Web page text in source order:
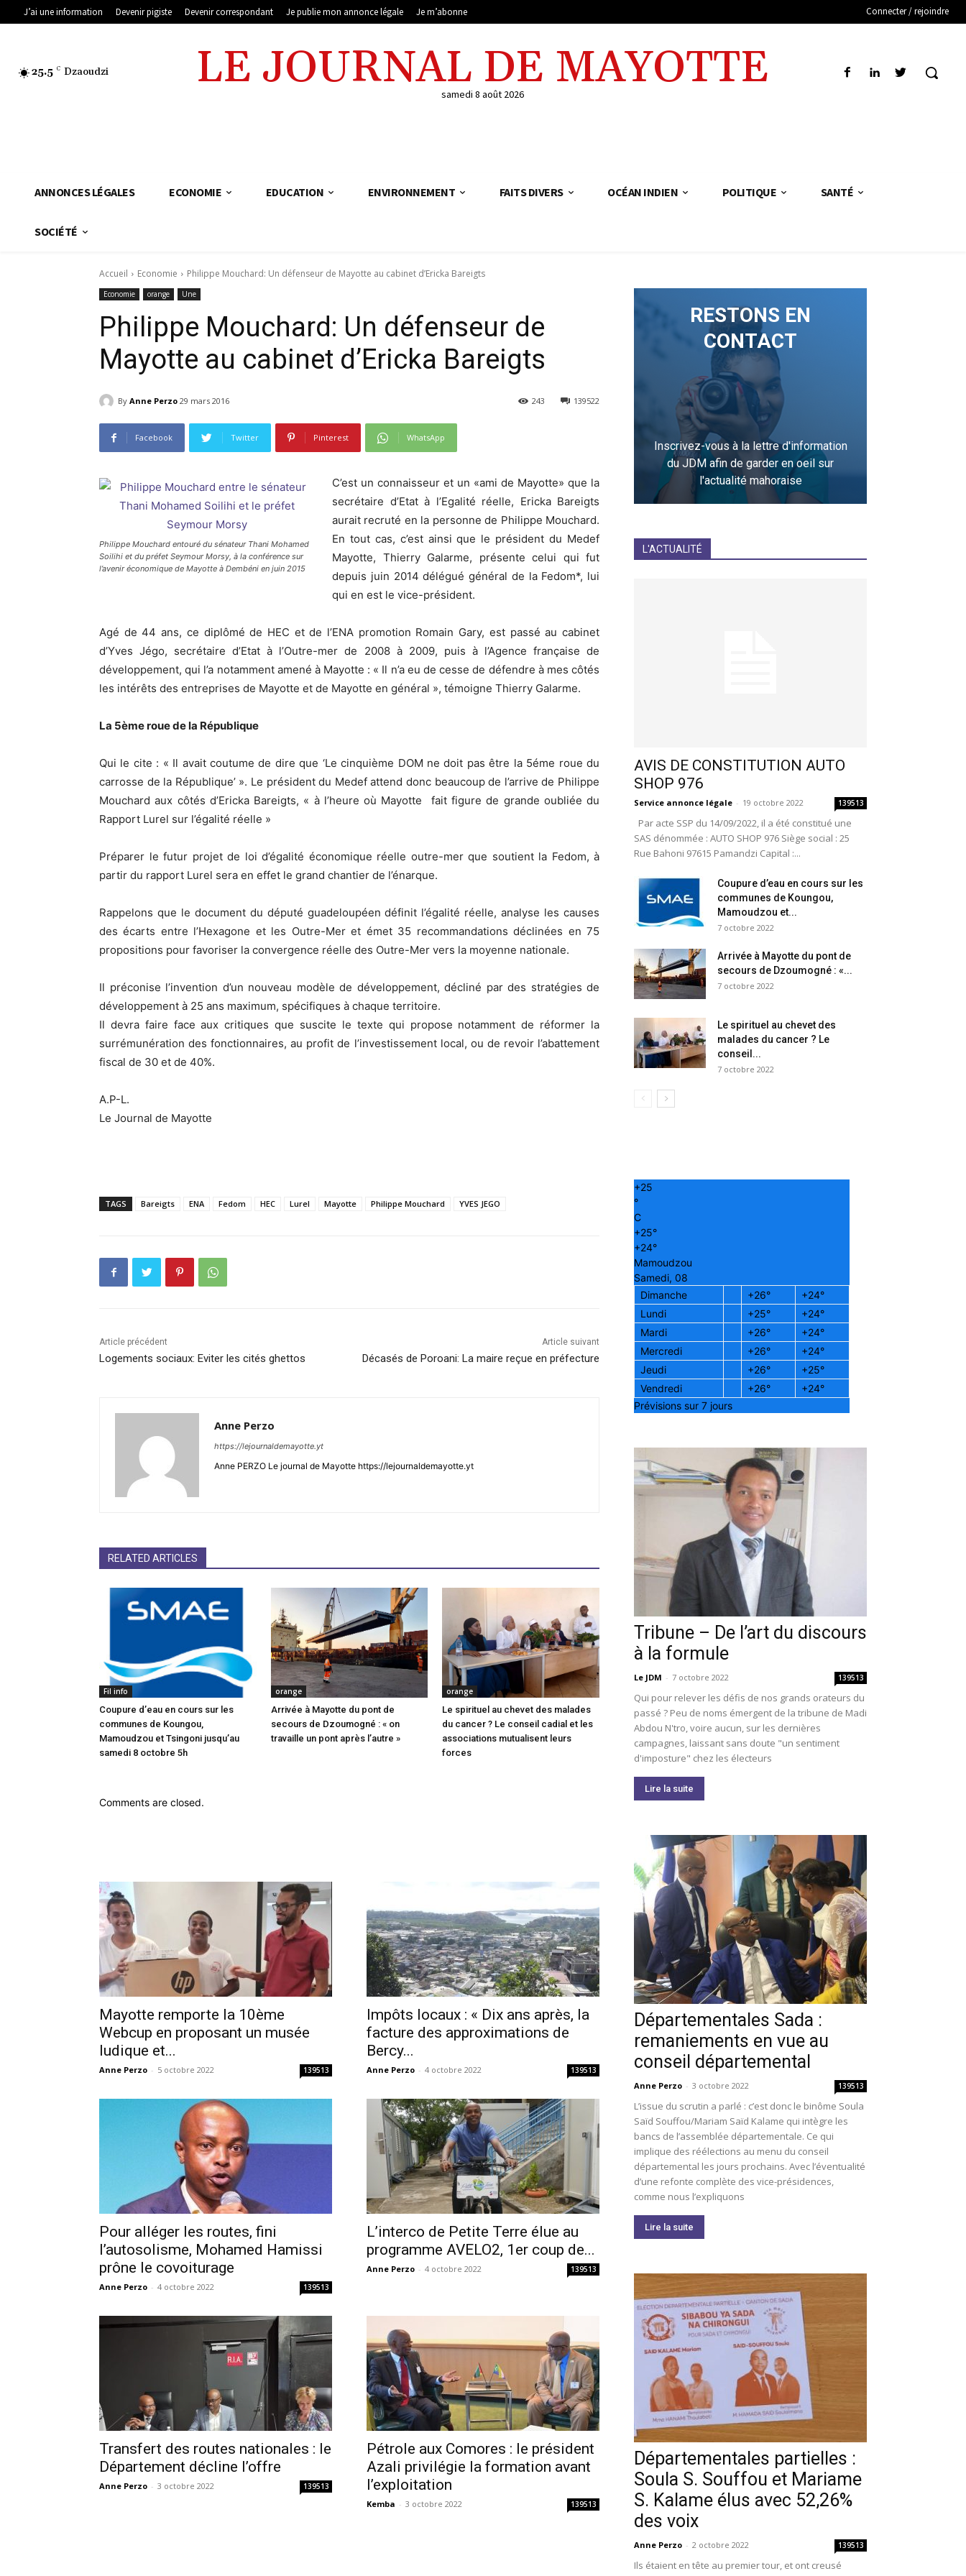
J’ai une information Devenir pigiste Devenir correspondant Je publie mon annonce légale Je m’abonne Connecter / rejoindre
25.5 C Dzaoudzi LE JOURNAL DE MAYOTTE
samedi 8 août 2026
ANNONCES LÉGALES ECONOMIE EDUCATION ENVIRONNEMENT FAITS DIVERS OCÉAN INDIEN POLITIQUE SANTÉ
SOCIÉTÉ
Accueil Economie Philippe Mouchard: Un défenseur de Mayotte au cabinet d’Ericka Bareigts
Economie orange Une
Philippe Mouchard: Un défenseur de
Mayotte au cabinet d’Ericka Bareigts
By Anne Perzo 29 mars 2016 139522
243
Facebook Twitter Pinterest WhatsApp
Philippe Mouchard entouré du sénateur Thani Mohamed
Soilihi et du préfet Seymour Morsy, à la conférence sur
l’avenir économique de Mayotte à Dembéni en juin 2015
C’est un connaisseur et un «ami de Mayotte» que la
secrétaire d’Etat à l’Egalité réelle, Ericka Bareigts
aurait recruté en la personne de Philippe Mouchard.
En tout cas, c’est ainsi que le président du Medef
Mayotte, Thierry Galarme, présente celui qui fut
depuis juin 2014 délégué général de la Fedom*, lui
qui en est le vice-président.
Agé de 44 ans, ce diplômé de HEC et de l’ENA promotion Romain Gary, est passé au cabinet
d’Yves Jégo, secrétaire d’Etat à l’Outre-mer de 2008 à 2009, puis à l’Agence française de
développement, qui l’a notamment amené à Mayotte : « Il n’a eu de cesse de défendre à mes côtés
les intérêts des entreprises de Mayotte et de Mayotte en général », témoigne Thierry Galarme.
La 5ème roue de la République
Qui le cite : « Il avait coutume de dire que ‘Le cinquième DOM ne doit pas être la 5éme roue du
carrosse de la République’ ». Le président du Medef attend donc beaucoup de l’arrive de Philippe
Mouchard aux côtés d’Ericka Bareigts, « à l’heure où Mayotte fait figure de grande oubliée du
Rapport Lurel sur l’égalité réelle »
Préparer le futur projet de loi d’égalité économique réelle outre-mer que soutient la Fedom, à
partir du rapport Lurel sera en effet le grand chantier de l’énarque.
Rappelons que le document du député guadeloupéen définit l’égalité réelle, analyse les causes
des écarts entre l’Hexagone et les Outre-Mer et émet 35 recommandations déclinées en 75
propositions pour favoriser la convergence réelle des Outre-Mer vers la moyenne nationale.
Il préconise l’invention d’un nouveau modèle de développement, décliné par des stratégies de
développement à 25 ans maximum, spécifiques à chaque territoire.
Il devra faire face aux critiques que suscite le texte qui propose notamment de réformer la
surrémunération des fonctionnaires, au profit de l’investissement local, ou de revoir l’abattement
fiscal de 30 et de 40%.
A.P-L.
Le Journal de Mayotte
TAGS Bareigts ENA Fedom HEC Lurel Mayotte Philippe Mouchard YVES JEGO
Article précédent
Logements sociaux: Eviter les cités ghettos
Article suivant
Décasés de Poroani: La maire reçue en préfecture
Anne Perzo
https://lejournaldemayotte.yt
Anne PERZO Le journal de Mayotte https://lejournaldemayotte.yt
RELATED ARTICLES
Fil info
Coupure d’eau en cours sur les
communes de Koungou,
Mamoudzou et Tsingoni jusqu’au
samedi 8 octobre 5h
orange
Arrivée à Mayotte du pont de
secours de Dzoumogné : « on
travaille un pont après l’autre »
orange
Le spirituel au chevet des malades
du cancer ? Le conseil cadial et les
associations mutualisent leurs
forces
Comments are closed.
Mayotte remporte la 10ème
Webcup en proposant un musée
ludique et...
Anne Perzo - 5 octobre 2022 139513
Impôts locaux : « Dix ans après, la
facture des approximations de
Bercy...
Anne Perzo - 4 octobre 2022 139513
Pour alléger les routes, fini
l’autosolisme, Mohamed Hamissi
prône le covoiturage
Anne Perzo - 4 octobre 2022 139513
L’interco de Petite Terre élue au
programme AVELO2, 1er coup de...
Anne Perzo - 4 octobre 2022 139513
Transfert des routes nationales : le
Département décline l’offre
Anne Perzo - 3 octobre 2022 139513
Pétrole aux Comores : le président
Azali privilégie la formation avant
l’exploitation
Kemba - 3 octobre 2022 139513
RESTONS EN
CONTACT
Inscrivez-vous à la lettre d'information
du JDM afin de garder en oeil sur
l'actualité mahoraise
L'ACTUALITÉ
AVIS DE CONSTITUTION AUTO
SHOP 976
Service annonce légale - 19 octobre 2022 139513
Par acte SSP du 14/09/2022, il a été constitué une
SAS dénommée : AUTO SHOP 976 Siège social : 25
Rue Bahoni 97615 Pamandzi Capital :...
Coupure d’eau en cours sur les
communes de Koungou,
Mamoudzou et...
7 octobre 2022
Arrivée à Mayotte du pont de
secours de Dzoumogné : «...
7 octobre 2022
Le spirituel au chevet des
malades du cancer ? Le
conseil...
7 octobre 2022
+25
°
C
+25°
+24°
Mamoudzou
Samedi, 08
Dimanche
+26° +24°
Lundi
+25° +24°
Mardi
+26° +24°
Mercredi
+26° +24°
Jeudi
+26° +25°
Vendredi
+26° +24°
Prévisions sur 7 jours
Tribune – De l’art du discours
à la formule
Le JDM - 7 octobre 2022 139513
Qui pour relever les défis de nos grands orateurs du
passé ? Peu de noms émergent de la tribune de Madi
Abdou N'tro, voire aucun, sur les dernières
campagnes, laissant sans doute "un sentiment
d'imposture" chez les électeurs
Lire la suite
Départementales Sada :
remaniements en vue au
conseil départemental
Anne Perzo - 3 octobre 2022 139513
L’issue du scrutin a parlé : c’est donc le binôme Soula
Saïd Souffou/Mariam Saïd Kalame qui intègre les
bancs de l’assemblée départementale. Ce qui
implique des réélections au menu du conseil
départemental les jours prochains. Avec l’éventualité
d’une refonte complète des vice-présidences,
comme nous l’expliquons
Lire la suite
Départementales partielles :
Soula S. Souffou et Mariame
S. Kalame élus avec 52,26%
des voix
Anne Perzo - 2 octobre 2022 139513
Ils étaient en tête au premier tour, et ont creusé